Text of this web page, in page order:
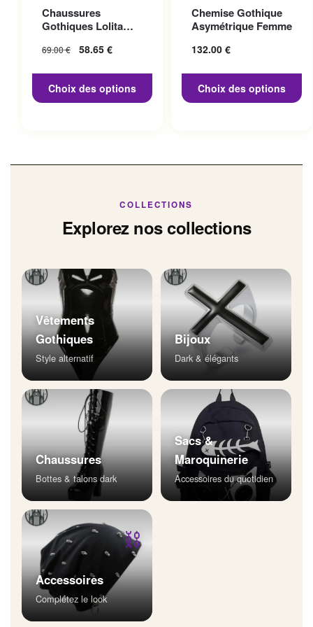
Chaussures
Gothiques Lolita
69.00€
Le prix initial
58.65 €
58.65 €.
Choix des options
variations. Les options
peuvent être choisies sur la
page du produit
Chemise Gothique
Asymétrique Femme
132.00 €
Choix des options
variations. Les options
peuvent être choisies sur la
page du produit
COLLECTIONS
Explorez nos collections
Vêtements
Gothiques
Style alternatif
Bijoux
Dark & élégants
Chaussures
Bottes & talons dark
Sacs &
Maroquinerie
Accessoires du quotidien
⛓
Accessoires
Complétez le look